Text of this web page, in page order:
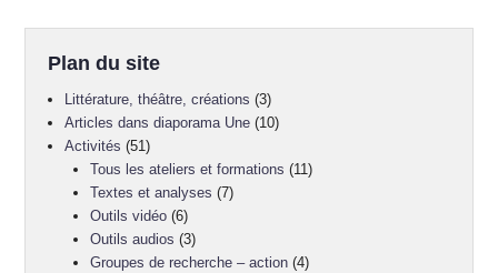
Plan du site
Littérature, théâtre, créations (3)
Articles dans diaporama Une (10)
Activités (51)
Tous les ateliers et formations (11)
Textes et analyses (7)
Outils vidéo(6)
Outils audios (3)
Groupes de recherche – action(4)